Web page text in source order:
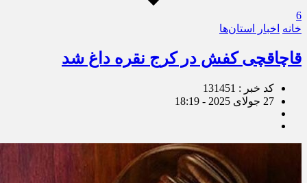
6
خانه اخبار استان‌ها
قاچاقچی کفش در کرج نقره داغ شد
کد خبر : 131451
27 جولای 2025 - 18:19